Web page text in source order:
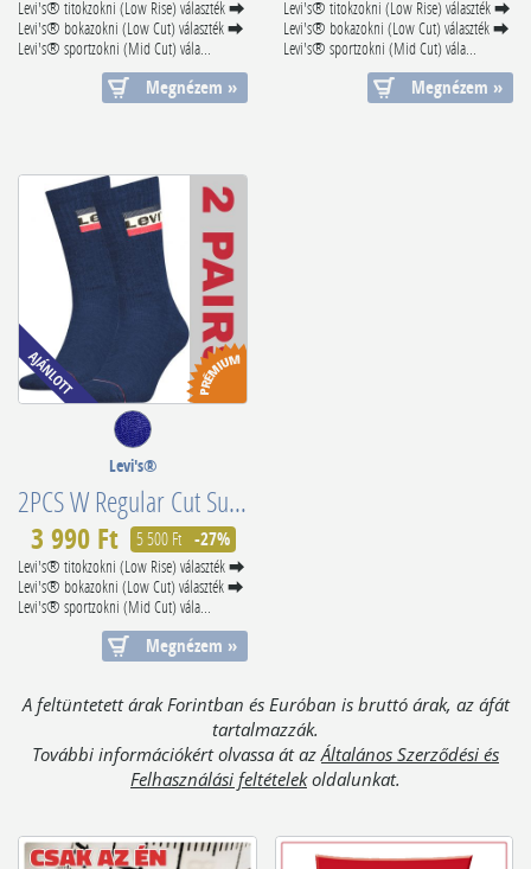
Levi's® titokzokni (Low Rise) választék ⮕
Levi's® bokazokni (Low Cut) választék ⮕
Levi's® sportzokni (Mid Cut) vála...
Megnézem »
Levi's® titokzokni (Low Rise) választék ⮕
Levi's® bokazokni (Low Cut) választék ⮕
Levi's® sportzokni (Mid Cut) vála...
Megnézem »
Levi's®
2PCS W Regular Cut Superior Combed Cotton 902012001198
3 990 Ft 5 500 Ft -27%
Levi's® titokzokni (Low Rise) választék ⮕
Levi's® bokazokni (Low Cut) választék ⮕
Levi's® sportzokni (Mid Cut) vála...
Megnézem »
A feltüntetett árak Forintban és Euróban is bruttó árak, az áfát
tartalmazzák.
További információkért olvassa át az Általános Szerződési és
Felhasználási feltételekoldalunkat.